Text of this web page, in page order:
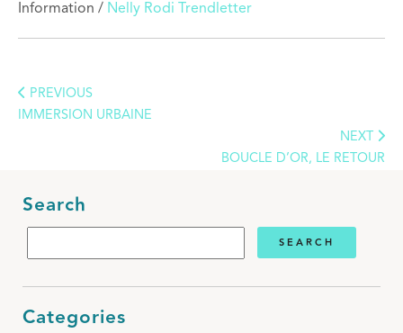
Information / Nelly Rodi Trendletter
PREVIOUS
IMMERSION URBAINE
NEXT
BOUCLE D’OR, LE RETOUR
Search
Categories